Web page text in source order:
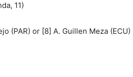
11)
(PAR) or [8] A. Guillen Meza (ECU)